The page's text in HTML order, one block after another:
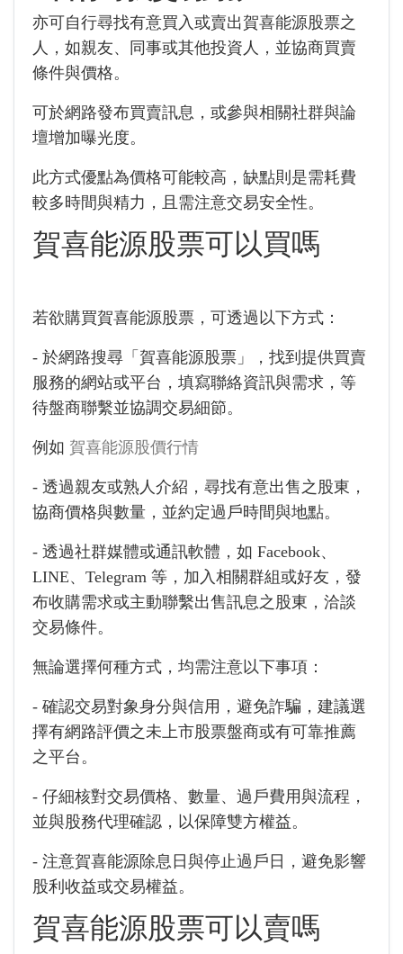
亦可自行尋找有意買入或賣出賀喜能源股票之
人，如親友、同事或其他投資人，並協商買賣
條件與價格。
可於網路發布買賣訊息，或參與相關社群與論
壇增加曝光度。
此方式優點為價格可能較高，缺點則是需耗費
較多時間與精力，且需注意交易安全性。
賀喜能源股票可以買嗎
若欲購買賀喜能源股票，可透過以下方式：
- 於網路搜尋「賀喜能源股票」，找到提供買賣
服務的網站或平台，填寫聯絡資訊與需求，等
待盤商聯繫並協調交易細節。
例如 賀喜能源股價行情
- 透過親友或熟人介紹，尋找有意出售之股東，
協商價格與數量，並約定過戶時間與地點。
- 透過社群媒體或通訊軟體，如 Facebook、
LINE、Telegram 等，加入相關群組或好友，發
布收購需求或主動聯繫出售訊息之股東，洽談
交易條件。
無論選擇何種方式，均需注意以下事項：
- 確認交易對象身分與信用，避免詐騙，建議選
擇有網路評價之未上市股票盤商或有可靠推薦
之平台。
- 仔細核對交易價格、數量、過戶費用與流程，
並與股務代理確認，以保障雙方權益。
- 注意賀喜能源除息日與停止過戶日，避免影響
股利收益或交易權益。
賀喜能源股票可以賣嗎